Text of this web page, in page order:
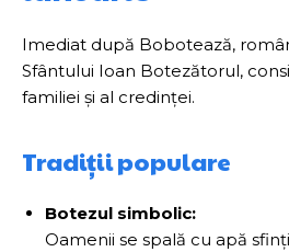
Imediat după Bobotează,
Sfântului Ioan Botezătorul,
familiei și al credinței.
Tradiții populare
Botezul simbolic:
Oamenii se spală cu apă